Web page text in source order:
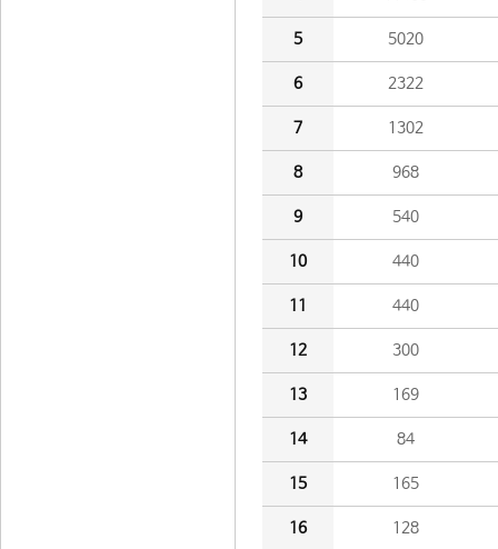
5 5020
6 2322
7 1302
8 968
9 540
10 440
11 440
12 300
13 169
14 84
15 165
16 128